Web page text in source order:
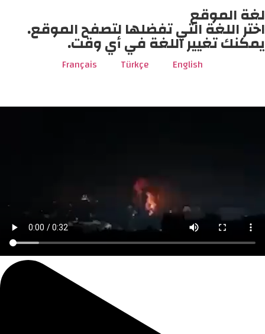
لغة الموقع
اختر اللغة التي تفضلها لتصفح الموقع.
يمكنك تغيير اللغة في أي وقت.
English
Türkçe
Français